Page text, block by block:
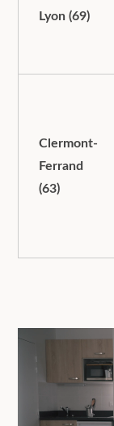
Lyon (69)
Clermont-
Ferrand
(63)